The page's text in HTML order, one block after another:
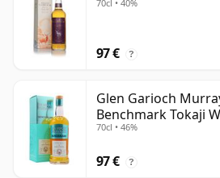
70cl • 40%
97 € ?
Glen Garioch
Benchmark Tokaji
2010 11 Jahre alt
70cl • 46%
97 € ?